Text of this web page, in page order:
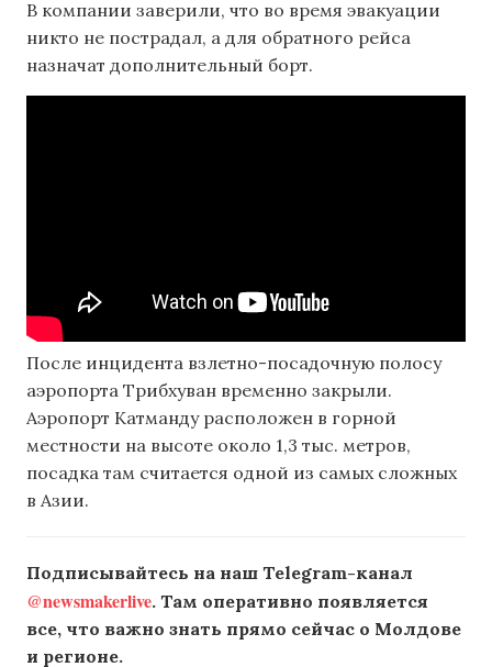
В компании заверили, что во время эвакуации
никто не пострадал, а для обратного рейса
назначат дополнительный борт.
После инцидента взлетно-посадочную полосу
аэропорта Трибхуван временно закрыли.
Аэропорт Катманду расположен в горной
местности на высоте около 1,3 тыс. метров,
посадка там считается одной из самых сложных
в Азии.
Подписывайтесь на наш Telegram-канал
@newsmakerlive. Там оперативно появляется
все, что важно знать прямо сейчас о Молдове
и регионе.